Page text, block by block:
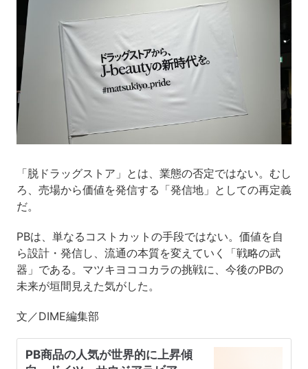
「脱ドラッグストア」とは、業態の否定ではない。むし
ろ、売場から価値を発信する「発信地」としての再定義
だ。
PBは、単なるコストカットの手段ではない。価値を自
ら設計・発信し、流通の本質を変えていく「戦略の武
器」である。マツキヨココカラの挑戦に、今後のPBの
未来が垣間見えた気がした。
文／DIME編集部
PB商品の人気が世界的に上昇傾